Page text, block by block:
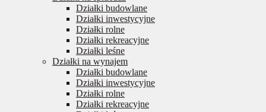
Działki budowlane
Działki inwestycyjne
Działki rolne
Działki rekreacyjne
Działki leśne
Działki na wynajem
Działki budowlane
Działki inwestycyjne
Działki rolne
Działki rekreacyjne